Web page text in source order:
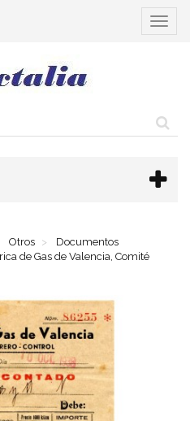
Otros
Documentos
de Gas de Valencia, Comité